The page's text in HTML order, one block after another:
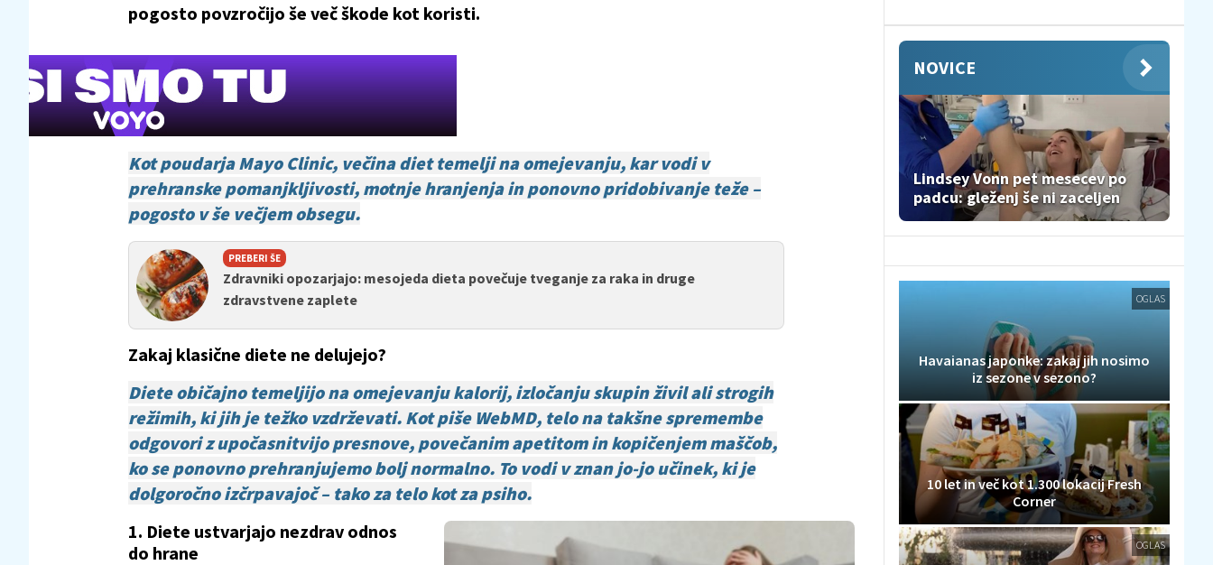
pogosto povzročijo še več škode kot koristi.
Kot poudarja Mayo Clinic, večina diet temelji na omejevanju, kar vodi v
prehranske pomanjkljivosti, motnje hranjenja in ponovno pridobivanje teže –
pogosto v še večjem obsegu.
PREBERI ŠE
Zdravniki opozarjajo: mesojeda dieta povečuje tveganje za raka in druge
zdravstvene zaplete
Zakaj klasične diete ne delujejo?
Diete običajno temeljijo na omejevanju kalorij, izločanju skupin živil ali strogih
režimih, ki jih je težko vzdrževati. Kot piše WebMD, telo na takšne spremembe
odgovori z upočasnitvijo presnove, povečanim apetitom in kopičenjem maščob,
ko se ponovno prehranjujemo bolj normalno. To vodi v znan jo-jo učinek, ki je
dolgoročno izčrpavajoč – tako za telo kot za psiho.
1. Diete ustvarjajo nezdrav odnos
do hrane
NOVICE
Lindsey Vonn pet mesecev po
padcu: gleženj še ni zaceljen
OGLAS
Havaianas japonke: zakaj jih nosimo
iz sezone v sezono?
10 let in več kot 1.300 lokacij Fresh
Corner
OGLAS